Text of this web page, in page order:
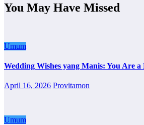
You May Have Missed
Umum
Wedding Wishes yang Manis: You Are a
April 16, 2026 Provitamon
Umum